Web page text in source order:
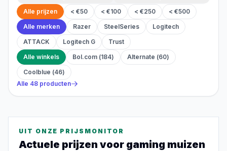
Alle prijzen < €50 < €100 < €250
< €500
Alle merken
Razer SteelSeries
Logitech
ATTACK
Logitech G
Trust
Alle winkels
Bol.com (184) Alternate (60)
Coolblue (46)
Alle 48 producten
UIT ONZE PRIJSMONITOR
Actuele prijzen voor gaming muizen